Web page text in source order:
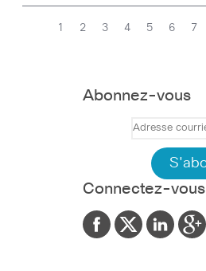
1 2 3 4 5 6 7
Abonnez-vous
Connectez-vous